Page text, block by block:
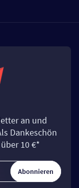
an und
Dankeschön
10 €*
Abonnieren